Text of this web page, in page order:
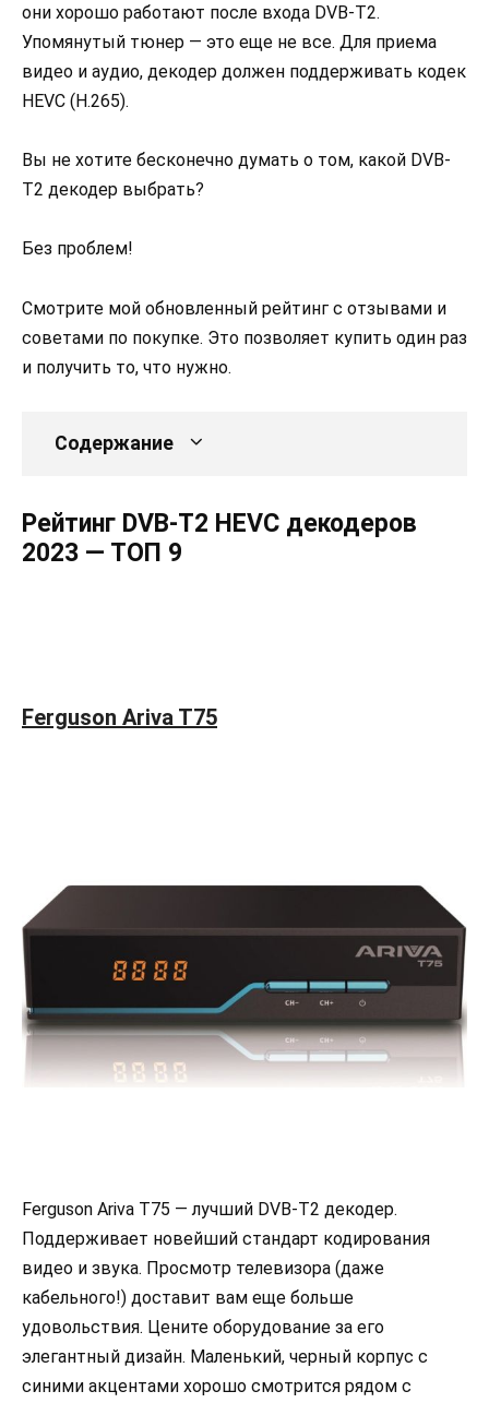
они хорошо работают после входа DVB-T2.
Упомянутый тюнер — это еще не все. Для приема
видео и аудио, декодер должен поддерживать кодек
HEVC (H.265).
Вы не хотите бесконечно думать о том, какой DVB-
T2 декодер выбрать?
Без проблем!
Смотрите мой обновленный рейтинг с отзывами и
советами по покупке. Это позволяет купить один раз
и получить то, что нужно.
Содержание
Рейтинг DVB-T2 HEVC декодеров
2023 — ТОП 9
Ferguson Ariva T75
Ferguson Ariva T75 — лучший DVB-T2 декодер.
Поддерживает новейший стандарт кодирования
видео и звука. Просмотр телевизора (даже
кабельного!) доставит вам еще больше
удовольствия. Цените оборудование за его
элегантный дизайн. Маленький, черный корпус с
синими акцентами хорошо смотрится рядом с